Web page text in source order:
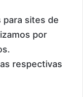
sites de
por
respectivas